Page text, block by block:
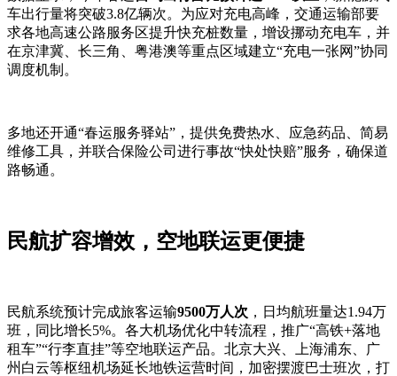
车出行量将突破3.8亿辆次。为应对充电高峰，交通运输部要
求各地高速公路服务区提升快充桩数量，增设挪动充电车，并
在京津冀、长三角、粤港澳等重点区域建立“充电一张网”协同
调度机制。
多地还开通“春运服务驿站”，提供免费热水、应急药品、简易
维修工具，并联合保险公司进行事故“快处快赔”服务，确保道
路畅通。
民航扩容增效，空地联运更便捷
民航系统预计完成旅客运输9500万人次 ，日均航班量达1.94万
班，同比增长5%。各大机场优化中转流程，推广“高铁+落地
租车”“行李直挂”等空地联运产品。北京大兴、上海浦东、广
州白云等枢纽机场延长地铁运营时间，加密摆渡巴士班次，打